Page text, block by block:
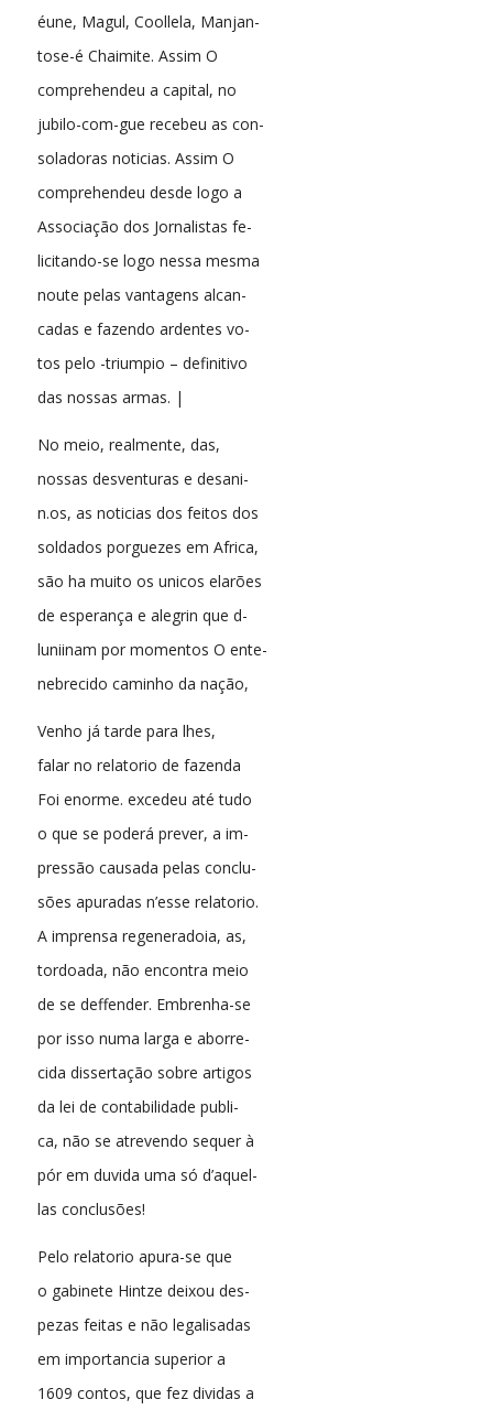
éune, Magul, Coollela, Manjan-
tose-é Chaimite. Assim O
comprehendeu a capital, no
jubilo-com-gue recebeu as con-
soladoras noticias. Assim O
comprehendeu desde logo a
Associação dos Jornalistas fe-
licitando-se logo nessa mesma
noute pelas vantagens alcan-
cadas e fazendo ardentes vo-
tos pelo -triumpio – definitivo
das nossas armas. |
No meio, realmente, das,
nossas desventuras e desani-
n.os, as noticias dos feitos dos
soldados porguezes em Africa,
são ha muito os unicos elarões
de esperança e alegrin que d-
luniinam por momentos O ente-
nebrecido caminho da nação,
Venho já tarde para lhes,
falar no relatorio de fazenda
Foi enorme. excedeu até tudo
o que se poderá prever, a im-
pressão causada pelas conclu-
sões apuradas n’esse relatorio.
A imprensa regeneradoia, as,
tordoada, não encontra meio
de se deffender. Embrenha-se
por isso numa larga e aborre-
cida dissertação sobre artigos
da lei de contabilidade publi-
ca, não se atrevendo sequer à
pór em duvida uma só d’aquel-
las conclusões!
Pelo relatorio apura-se que
o gabinete Hintze deixou des-
pezas feitas e não legalisadas
em importancia superior a
1609 contos, que fez dividas a